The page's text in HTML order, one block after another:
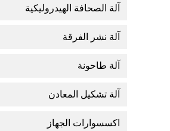
آلة الصحافة الهيدروليكية
آلة نشر الفرقة
آلة طاحونة
آلة تشكيل المعادن
اكسسوارات الجهاز